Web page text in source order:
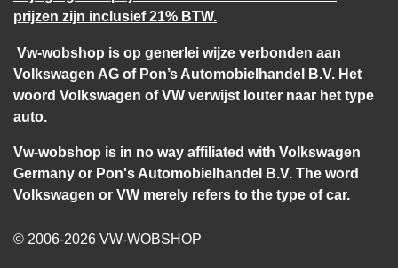
prijzen zijn inclusief 21% BTW.
Vw-wobshop is op generlei wijze verbonden aan
Volkswagen AG of Pon’s Automobielhandel B.V. Het
woord Volkswagen of VW verwijst louter naar het type
auto.
Vw-wobshop is in no way affiliated with Volkswagen
Germany or Pon's Automobielhandel B.V. The word
Volkswagen or VW merely refers to the type of car.
© 2006-2026 VW-WOBSHOP